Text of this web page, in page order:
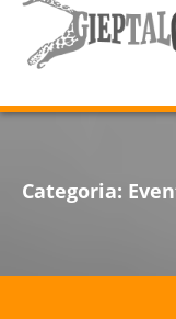
GIEPTALC
Categoria: